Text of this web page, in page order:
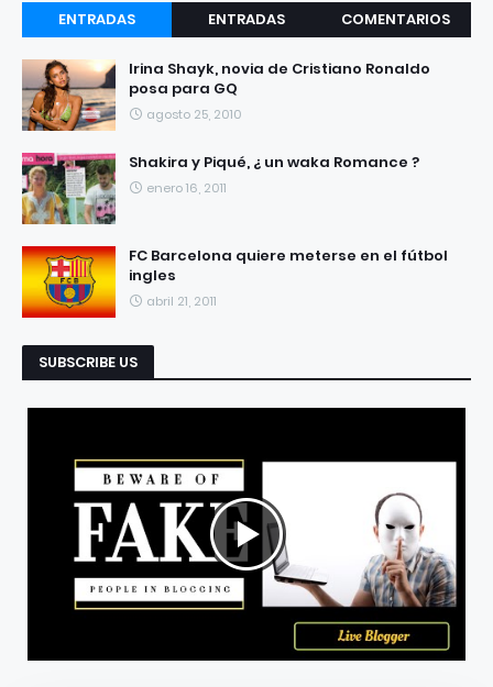
ENTRADAS
RECIENTES
ENTRADAS
COMENTARIOS
Irina Shayk, novia de Cristiano Ronaldo
posa para GQ
agosto 25, 2010
Shakira y Piqué, ¿ un waka Romance ?
enero 16, 2011
FC Barcelona quiere meterse en el fútbol
ingles
abril 21, 2011
SUBSCRIBE US